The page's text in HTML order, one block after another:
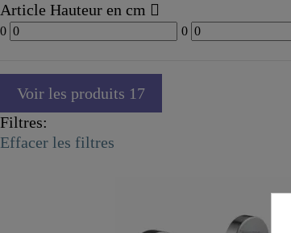
Article Hauteur en cm
0 0
Voir les produits 17
Filtres:
Effacer les filtres